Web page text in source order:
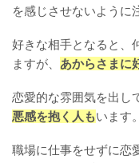
を感じさせないように
好きな相手となると、
ますが、 あからさまに
恋愛的な雰囲気を出し
悪感を抱く人もいます。
職場に仕事をせずに恋